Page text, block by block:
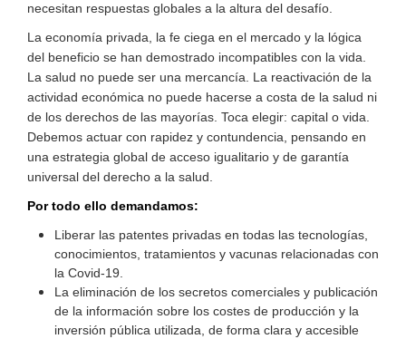
necesitan respuestas globales a la altura del desafío.
La economía privada, la fe ciega en el mercado y la lógica
del beneficio se han demostrado incompatibles con la vida.
La salud no puede ser una mercancía. La reactivación de la
actividad económica no puede hacerse a costa de la salud ni
de los derechos de las mayorías. Toca elegir: capital o vida.
Debemos actuar con rapidez y contundencia, pensando en
una estrategia global de acceso igualitario y de garantía
universal del derecho a la salud.
Por todo ello demandamos:
Liberar las patentes privadas en todas las tecnologías,
conocimientos, tratamientos y vacunas relacionadas con
la Covid-19.
La eliminación de los secretos comerciales y publicación
de la información sobre los costes de producción y la
inversión pública utilizada, de forma clara y accesible